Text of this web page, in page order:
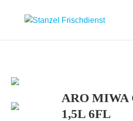
ARO MIWA
1,5L 6FL